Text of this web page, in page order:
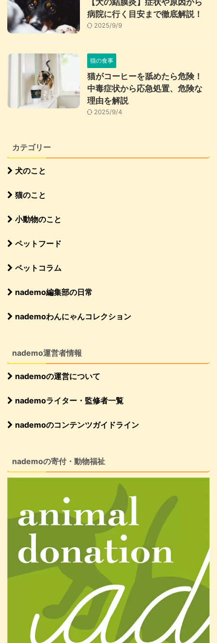
病院に行く目安まで徹底解説！
2025/9/9
猫の食事
猫がコーヒーを舐めたら危険！
中毒症状から応急処置、危険な
理由を解説
2025/9/4
カテゴリー
犬のこと
猫のこと
小動物のこと
ペットフード
ペットコラム
nademo編集部の日常
nademoわんにゃんコレクション
nademo運営者情報
nademoの運営について
nademoライター・監修者一覧
nademoのコンテンツガイドライン
nademoの寄付・動物福祉